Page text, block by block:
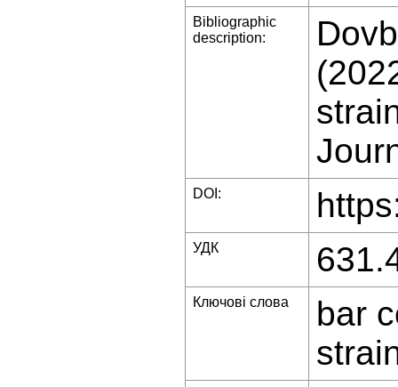
Bibliographic
description:
DOI:
УДК
Ключові слова
bar